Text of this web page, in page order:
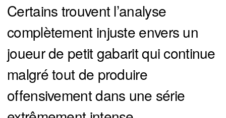
Certains trouvent l’analyse
complètement injuste envers un
joueur de petit gabarit qui continue
malgré tout de produire
offensivement dans une série